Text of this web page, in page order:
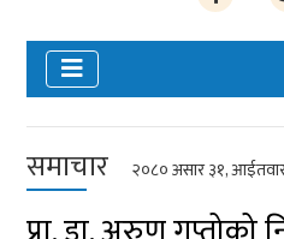
समाचार २०८० असार ३१,